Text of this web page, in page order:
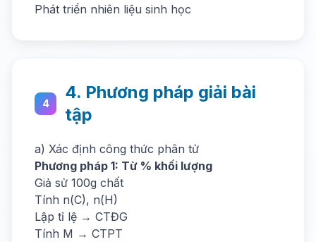
Phát triển nhiên liệu sinh học
4
4. Phương pháp giải bài
tập
a) Xác định công thức phân tử
Phương pháp 1: Từ % khối lượng
Giả sử 100g chất
Tính n(C), n(H)
Lập tỉ lệ → CTĐG
Tính M → CTPT